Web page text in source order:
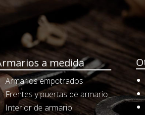
a medida
Armarios empotrados
Frentes y puertas de armario
Interior de armario